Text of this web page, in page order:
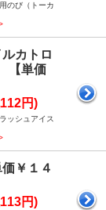
のび（トーカ
カトロ
【単価
円)
ッシュアイス
￥１４
円)